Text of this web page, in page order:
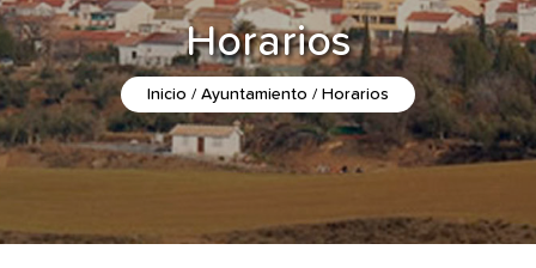
Horarios
Inicio Ayuntamiento Horarios